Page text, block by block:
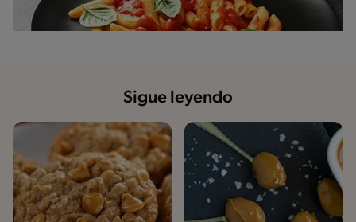
Sigue leyendo